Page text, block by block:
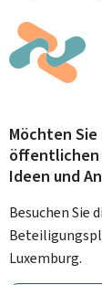
Möchten
öffentlichen
Ideen und
Besuchen Sie
Luxemburg.